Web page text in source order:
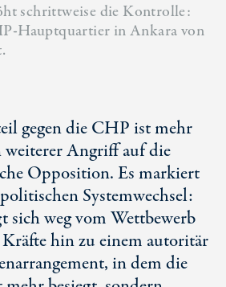
schrittweise die Kontrolle:
Hauptquartier in Ankara von
gegen die CHP ist mehr
weiterer Angriff auf die
Opposition. Es markiert
Systemwechsel:
sich weg vom Wettbewerb
hin zu einem autoritär
in dem die